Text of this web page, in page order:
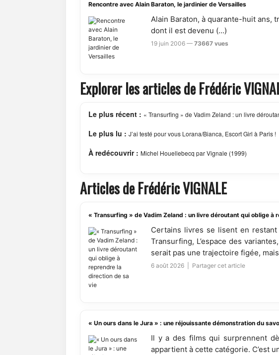
Rencontre avec Alain Baraton, le jardinier de Versailles
Alain Baraton, à quarante-huit ans,
dont il est devenu (...)
19 juin 2006 — 73667 vues
Explorer les articles de Frédéric
Le plus récent : « Transurfing » de Vadim Zeland : un livre
Le plus lu : J’ai testé pour vous Lorana/Bianca, Escort Girl à Paris !
À redécouvrir : Michel Houellebecq par Vignale (1999)
Articles de Frédéric VIGNALE
« Transurfing » de Vadim Zeland : un livre déroutant qui oblige à
Certains livres se lisent en
Transurfing, L’espace des
serait pas une trajectoire figée,
6 août 2026 | Partager cet article
« Un ours dans le Jura » : une réjouissante démonstration du
Il y a des films qui surprennent
appartient à cette catégorie. C’est